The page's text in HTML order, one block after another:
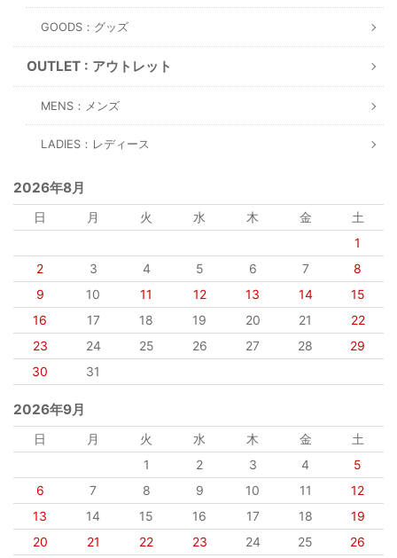
GOODS：グッズ
OUTLET : アウトレット
MENS：メンズ
LADIES：レディース
2026年8月
日 月 火 水 木 金
土
1
2
3 4 5 6 7
8
9
10 11 12 13 14
15
16
17 18 19 20 21
22
23
24 25 26 27 28
29
30
31
2026年9月
日 月 火 水 木 金
土
1
2 3 4
5
6
7 8 9 10 11
12
13
14 15 16 17 18
19
20
21 22 23 24 25
26